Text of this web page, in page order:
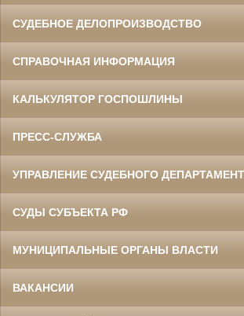
СУДЕБНОЕ ДЕЛОПРОИЗВОДСТВО
СПРАВОЧНАЯ ИНФОРМАЦИЯ
КАЛЬКУЛЯТОР ГОСПОШЛИНЫ
ПРЕСС-СЛУЖБА
УПРАВЛЕНИЕ СУДЕБНОГО
СУДЫ СУБЪЕКТА РФ
МУНИЦИПАЛЬНЫЕ ОРГАНЫ ВЛАСТИ
ВАКАНСИИ